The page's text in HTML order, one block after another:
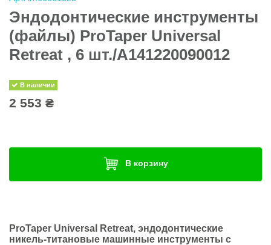
Эндодонтические инструменты
(файлы) ProTaper Universal
Retreat , 6 шт./A141220090012
В наличии
2 553 ₴
В корзину
ProTaper Universal Retreat, эндодонтические
никель-титановые машинные инструменты с